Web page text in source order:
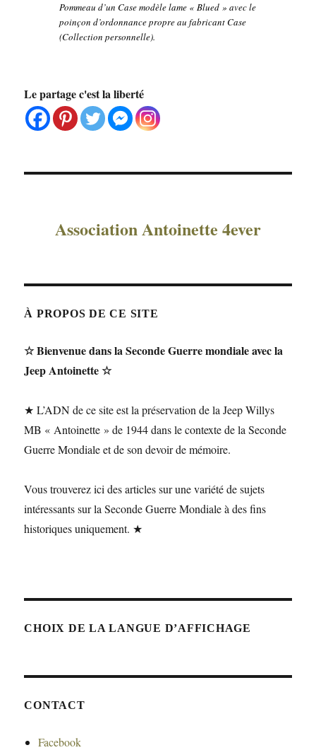
Pommeau d’un Case modèle lame « Blued » avec le
poinçon d’ordonnance propre au fabricant Case
(Collection personnelle).
Le partage c'est la liberté
Association Antoinette 4ever
À PROPOS DE CE SITE
☆ Bienvenue dans la Seconde Guerre mondiale avec la
Jeep Antoinette ☆
★ L’ADN de ce site est la préservation de la Jeep Willys
MB « Antoinette » de 1944 dans le contexte de la Seconde
Guerre Mondiale et de son devoir de mémoire.
Vous trouverez ici des articles sur une variété de sujets
intéressants sur la Seconde Guerre Mondiale à des fins
historiques uniquement. ★
CHOIX DE LA LANGUE D’AFFICHAGE
CONTACT
Facebook